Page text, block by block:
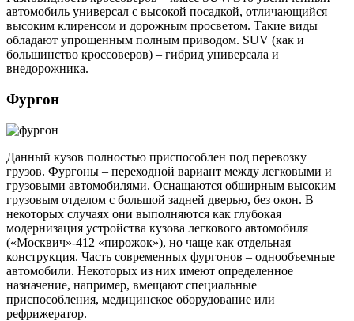
автомобиль универсал с высокой посадкой, отличающийся
высоким клиренсом и дорожным просветом. Такие виды
обладают упрощенным полным приводом. SUV (как и
большинство кроссоверов) – гибрид универсала и
внедорожника.
Фургон
Данный кузов полностью приспособлен под перевозку
грузов. Фургоны – переходной вариант между легковыми и
грузовыми автомобилями. Оснащаются обширным высоким
грузовым отделом с большой задней дверью, без окон. В
некоторых случаях они выполняются как глубокая
модернизация устройства кузова легкового автомобиля
(«Москвич»-412 «пирожок»), но чаще как отдельная
конструкция. Часть современных фургонов – однообъемные
автомобили. Некоторых из них имеют определенное
назначение, например, вмещают специальные
приспособления, медицинское оборудование или
рефрижератор.